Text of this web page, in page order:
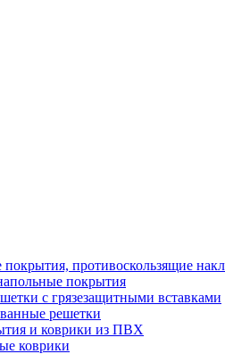
противоскользящие
покрытия
с грязезащитными вставками
решетки
и коврики из ПВХ
коврики